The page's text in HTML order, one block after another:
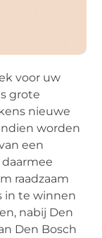
voor uw
grote
nieuwe
worden
een
raadzaam
in te winnen
nabij Den
Den Bosch